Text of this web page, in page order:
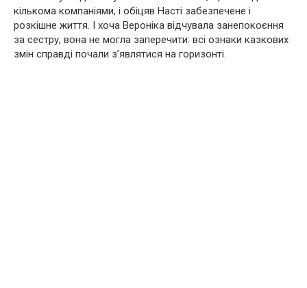
кількома компаніями, і обіцяв Насті забезпечене і
розкішне життя. І хоча Вероніка відчувала занепокоєння
за сестру, вона не могла заперечити: всі ознаки казкових
змін справді почали з’являтися на горизонті.